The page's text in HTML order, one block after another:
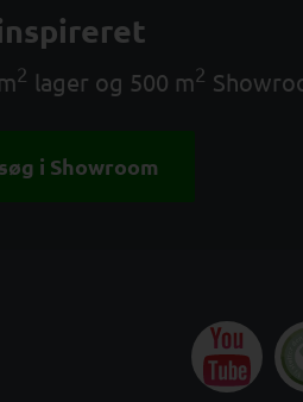
2 lager og 500 m2
i Showroom